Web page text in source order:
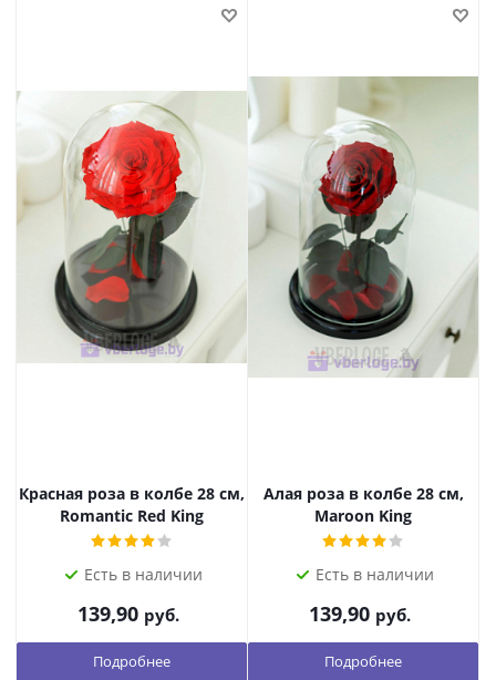
Красная роза в колбе 28 см,
Romantic Red King
Есть в наличии
139,90 руб.
Подробнее
Алая роза в колбе 28 см,
Maroon King
Есть в наличии
139,90 руб.
Подробнее